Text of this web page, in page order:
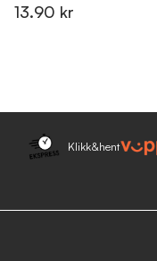
13.90 kr
Klikk&hent